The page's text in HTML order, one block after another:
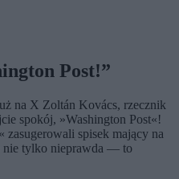
Post!”
na X Zoltán Kovács, rzecznik
spokój, »Washington Post«!
spisek mający na
nie tylko nieprawda — to